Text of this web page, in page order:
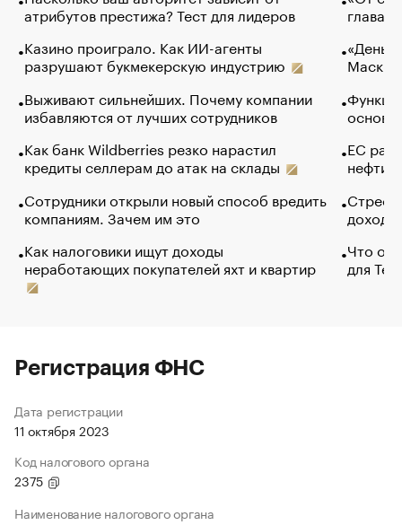
атрибутов престижа? Тест для лидеров
Казино проиграло. Как ИИ-агенты
разрушают букмекерскую индустрию
Выживают сильнейших. Почему компании
избавляются от лучших сотрудников
Как банк Wildberries резко нарастил
кредиты селлерам до атак на склады
Сотрудники открыли новый способ вредить
компаниям. Зачем им это
Как налоговики ищут доходы
неработающих покупателей яхт и квартир
глава
Маск в
основ
ЕС
нефти
Что
для
Регистрация ФНС
Дата регистрации
11 октября 2023
Код налогового органа
2375
Наименование налогового органа